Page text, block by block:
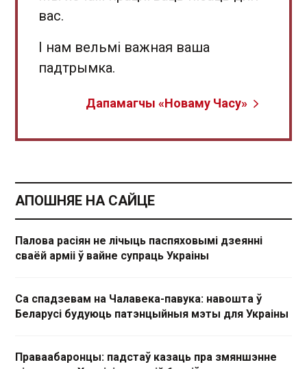
вас.
І нам вельмі важная ваша
падтрымка.
Дапамагчы «Новаму Часу»
АПОШНЯЕ НА САЙЦЕ
Палова расіян не лічыць паспяховымі дзеянні
сваёй арміі ў вайне супраць Украіны
Са спадзевам на Чалавека-павука: навошта ў
Беларусі будуюць патэнцыйныя мэты для Украіны
Праваабаронцы: падстаў казаць пра змяншэнне